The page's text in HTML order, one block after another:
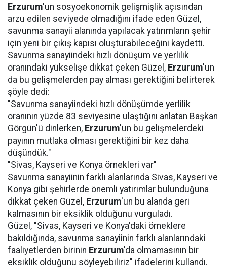
Erzurum'un sosyoekonomik gelişmişlik açısından
arzu edilen seviyede olmadığını ifade eden Güzel,
savunma sanayii alanında yapılacak yatırımların şehir
için yeni bir çıkış kapısı oluşturabileceğini kaydetti.
Savunma sanayiindeki hızlı dönüşüm ve yerlilik
oranındaki yükselişe dikkat çeken Güzel, Erzurum'un
da bu gelişmelerden pay alması gerektiğini belirterek
şöyle dedi:
"Savunma sanayiindeki hızlı dönüşümde yerlilik
oranının yüzde 83 seviyesine ulaştığını anlatan Başkan
Görgün'ü dinlerken, Erzurum'un bu gelişmelerdeki
payının mutlaka olması gerektiğini bir kez daha
düşündük."
"Sivas, Kayseri ve Konya örnekleri var"
Savunma sanayiinin farklı alanlarında Sivas, Kayseri ve
Konya gibi şehirlerde önemli yatırımlar bulunduğuna
dikkat çeken Güzel, Erzurum'un bu alanda geri
kalmasının bir eksiklik olduğunu vurguladı.
Güzel, "Sivas, Kayseri ve Konya'daki örneklere
bakıldığında, savunma sanayiinin farklı alanlarındaki
faaliyetlerden birinin Erzurum'da olmamasının bir
eksiklik olduğunu söyleyebiliriz" ifadelerini kullandı.